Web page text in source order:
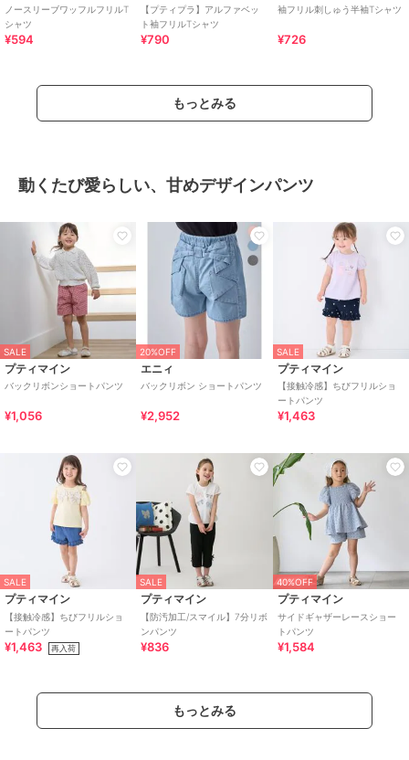
ノースリーブワッフルフリルT
シャツ
¥594
【プティプラ】アルファベッ
ト袖フリルTシャツ
¥790
袖フリル刺しゅう半袖Tシャツ
¥726
もっとみる
動くたび愛らしい、甘めデザインパンツ
SALE
プティマイン
バックリボンショートパンツ
¥1,056
20%OFF
エニィ
バックリボン ショートパンツ
¥2,952
SALE
プティマイン
【接触冷感】ちびフリルショ
ートパンツ
¥1,463
SALE
プティマイン
【接触冷感】ちびフリルショ
ートパンツ
¥1,463 再入荷
SALE
プティマイン
【防汚加工/スマイル】7分リボ
ンパンツ
¥836
40%OFF
プティマイン
サイドギャザーレースショー
トパンツ
¥1,584
もっとみる